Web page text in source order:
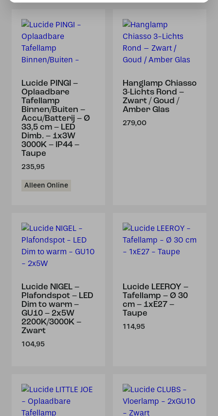
Lucide PINGI –
Oplaadbare
Tafellamp
Binnen/Buiten –
Accu/Batterij – Ø
33,5 cm – LED
Dimb. – 1x3W
3000K – IP44 –
Taupe
235,95
Alleen Online
Hanglamp Chiasso
3-Lichts Rond –
Zwart / Goud /
Amber Glas
279,00
Lucide NIGEL –
Plafondspot – LED
Dim to warm –
GU10 – 2x5W
2200K/3000K –
Zwart
104,95
Lucide LEEROY –
Tafellamp – Ø 30
cm – 1xE27 –
Taupe
114,95